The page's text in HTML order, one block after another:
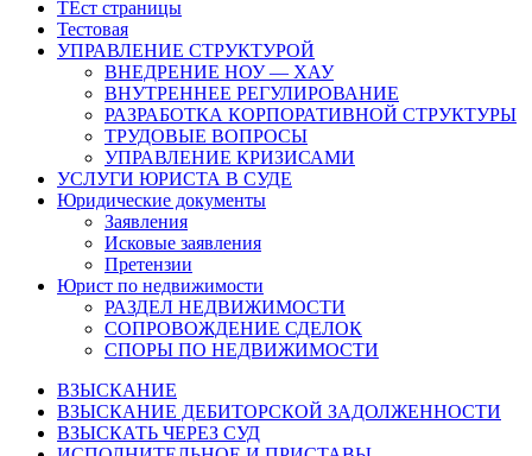
ТЕст страницы
Тестовая
УПРАВЛЕНИЕ СТРУКТУРОЙ
ВНЕДРЕНИЕ НОУ — ХАУ
ВНУТРЕННЕЕ РЕГУЛИРОВАНИЕ
РАЗРАБОТКА КОРПОРАТИВНОЙ СТРУКТУРЫ
ТРУДОВЫЕ ВОПРОСЫ
УПРАВЛЕНИЕ КРИЗИСАМИ
УСЛУГИ ЮРИСТА В СУДЕ
Юридические документы
Заявления
Исковые заявления
Претензии
Юрист по недвижимости
РАЗДЕЛ НЕДВИЖИМОСТИ
СОПРОВОЖДЕНИЕ СДЕЛОК
СПОРЫ ПО НЕДВИЖИМОСТИ
ВЗЫСКАНИЕ
ВЗЫСКАНИЕ ДЕБИТОРСКОЙ ЗАДОЛЖЕННОСТИ
ВЗЫСКАТЬ ЧЕРЕЗ СУД